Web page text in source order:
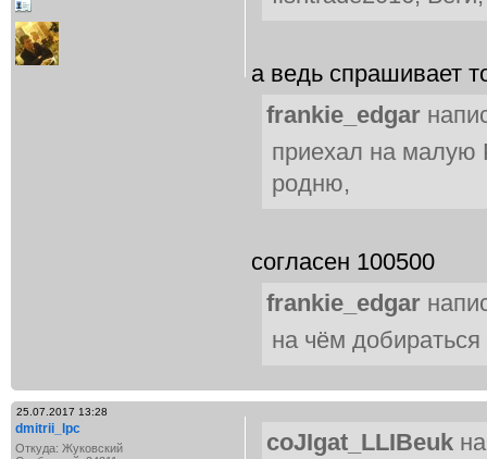
а ведь спрашивает
frankie_edgar
приехал на малую
родню,
согласен 100500
frankie_edgar
на чём добираться
25.07.2017 13:28
dmitrii_lpc
Откуда: Жуковский
coJIgat_LLIBeuk